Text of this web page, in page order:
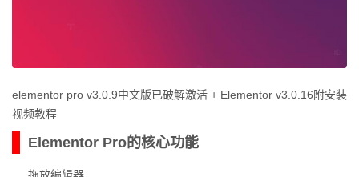
elementor pro v3.0.9中文版已破解激活 + Elementor v3.0.16附安装
视频教程
Elementor Pro的核心功能
拖放编辑器